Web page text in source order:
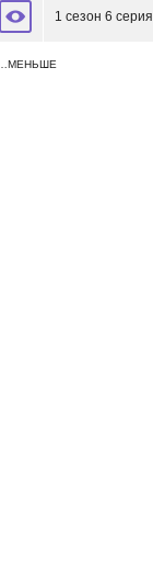
1 сезон 6 серия
…МЕНЬШЕ